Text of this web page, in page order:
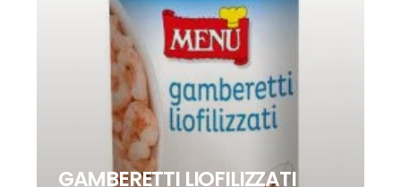
GAMBERETTI LIOFILIZZATI